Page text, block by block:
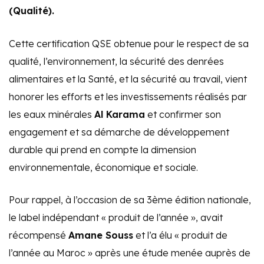
(Qualité).
Cette certification QSE obtenue pour le respect de sa
qualité, l’environnement, la sécurité des denrées
alimentaires et la Santé, et la sécurité au travail, vient
honorer les efforts et les investissements réalisés par
les eaux minérales Al Karama et confirmer son
engagement et sa démarche de développement
durable qui prend en compte la dimension
environnementale, économique et sociale.
Pour rappel, à l’occasion de sa 3ème édition nationale,
le label indépendant « produit de l’année », avait
récompensé Amane Souss et l’a élu « produit de
l’année au Maroc » après une étude menée auprès de